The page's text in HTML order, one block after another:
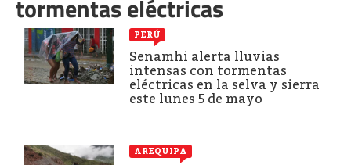
tormentas eléctricas
PERÚ
Senamhi alerta lluvias
intensas con tormentas
eléctricas en la selva y sierra
este lunes 5 de mayo
AREQUIPA